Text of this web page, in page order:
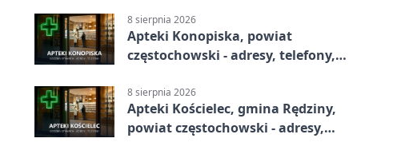
8 sierpnia 2026
Apteki Konopiska, powiat
częstochowski - adresy, telefony,
8 sierpnia 2026
Apteki Kościelec, gmina Rędziny,
powiat częstochowski - adresy,